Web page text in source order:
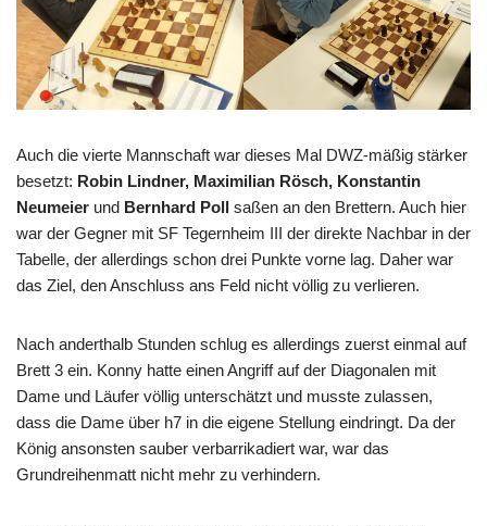
Auch die vierte Mannschaft war dieses Mal DWZ-mäßig stärker
besetzt: Robin Lindner, Maximilian Rösch, Konstantin
Neumeier und Bernhard Poll saßen an den Brettern. Auch hier
war der Gegner mit SF Tegernheim III der direkte Nachbar in der
Tabelle, der allerdings schon drei Punkte vorne lag. Daher war
das Ziel, den Anschluss ans Feld nicht völlig zu verlieren.
Nach anderthalb Stunden schlug es allerdings zuerst einmal auf
Brett 3 ein. Konny hatte einen Angriff auf der Diagonalen mit
Dame und Läufer völlig unterschätzt und musste zulassen,
dass die Dame über h7 in die eigene Stellung eindringt. Da der
König ansonsten sauber verbarrikadiert war, war das
Grundreihenmatt nicht mehr zu verhindern.